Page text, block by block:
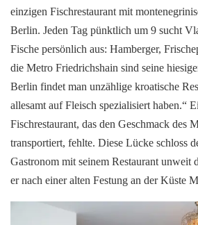
einzigen Fischrestaurant mit
Berlin. Jeden Tag pünktlich um 9 sucht
Fische persönlich aus: Hamberger,
die Metro Friedrichshain sind seine
Berlin findet man unzählige kroatische
allesamt auf Fleisch spezialisiert haben.“
Fischrestaurant, das den Geschmack des
transportiert, fehlte. Diese Lücke schloss
Gastronom mit seinem Restaurant unweit
er nach einer alten Festung an der Küste